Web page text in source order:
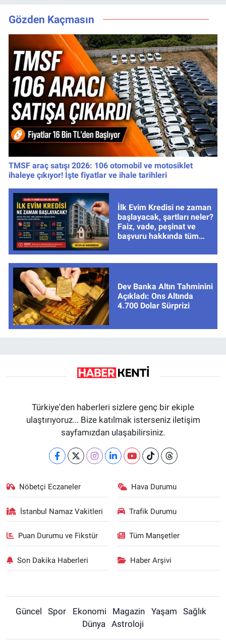
Kritik Uyarıyı Yaptı
Gözden Kaçmasın
TMSF araç satışı 2026: 106 otomobil ve motosiklet
ihaleye çıkıyor! İşte fiyatlar ve ihale tarihleri
İlk Evim Kredisi ne zaman
başlayacak, şartları neler?
Faiz, vade, peşinat ve
başvuru hakkında tüm
Dev Banka Altın Tahminini
Açıkladı: Ons Altında
4.700 Dolar Sürprizi
Türkiye'den haberleri sizlere genç bir ekiple
ulaştırıyoruz... Bize katılmak isterseniz iletişim
sayfamızdan ulaşabilirsiniz.
Nöbetçi Eczaneler Hava Durumu
İstanbul Namaz Vakitleri Trafik Durumu
Puan Durumu ve Fikstür Tüm Manşetler
Son Dakika Haberleri Haber Arşivi
Güncel Spor Ekonomi Magazin Yaşam
Sağlık
Dünya
Astroloji